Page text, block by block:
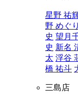
星野 祐
野 めぐり
史 望月
史 新名
太 浮谷
橋 祐斗
三島店